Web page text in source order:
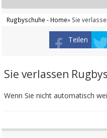
Rugbyschuhe - Home» Sie
Teilen
Sie verlassen
Wenn Sie nicht automatisch